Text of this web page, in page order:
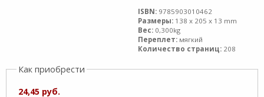
ISBN: 9785903010462
Размеры: 138 x 205 x 13 mm
Вес: 0,300kg
Переплет: мягкий
Количество страниц: 208
Как приобрести
24,45 руб.